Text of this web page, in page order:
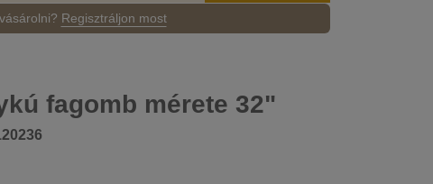
Regisztráljon most
fagomb mérete 32"